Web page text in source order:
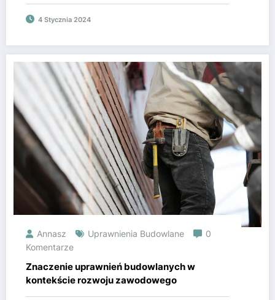
4 Stycznia 2024
Annasz Uprawnienia Budowlane
0
Komentarze
Znaczenie uprawnień budowlanych w
kontekście rozwoju zawodowego